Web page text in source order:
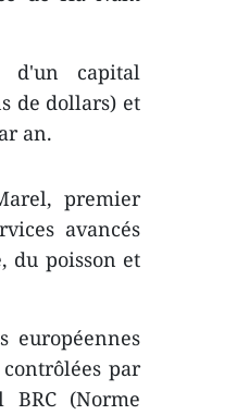
d'un capital
de dollars) et
an.
premier
avancés
du poisson et
européennes
par
BRC (Norme